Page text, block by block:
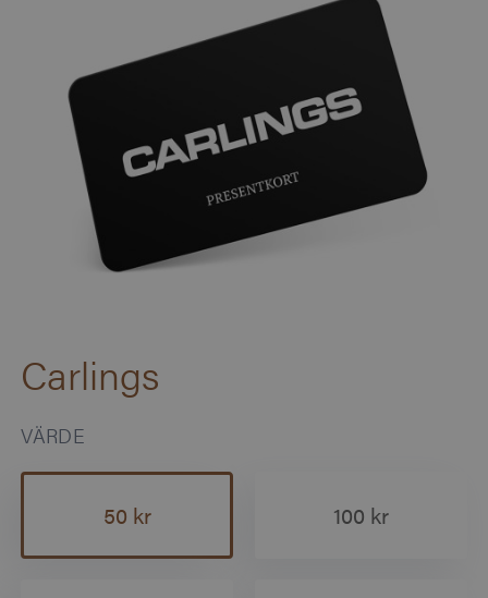
Carlings
VÄRDE
50 kr 100 kr